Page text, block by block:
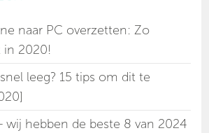
naar PC overzetten: Zo
in 2020!
leeg? 15 tips om dit te
wij hebben de beste 8 van 2024